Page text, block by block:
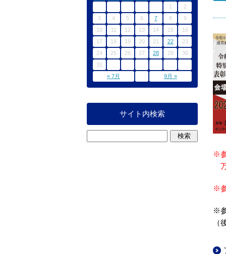
※
※
※
1
2
3
4 5 6 7 8
9
10
11 12 13 14 15
16
17
18 19 20 21 22
23
24
25 26 27 28 29
30
31
« 7月
9月 »
サイト内検索